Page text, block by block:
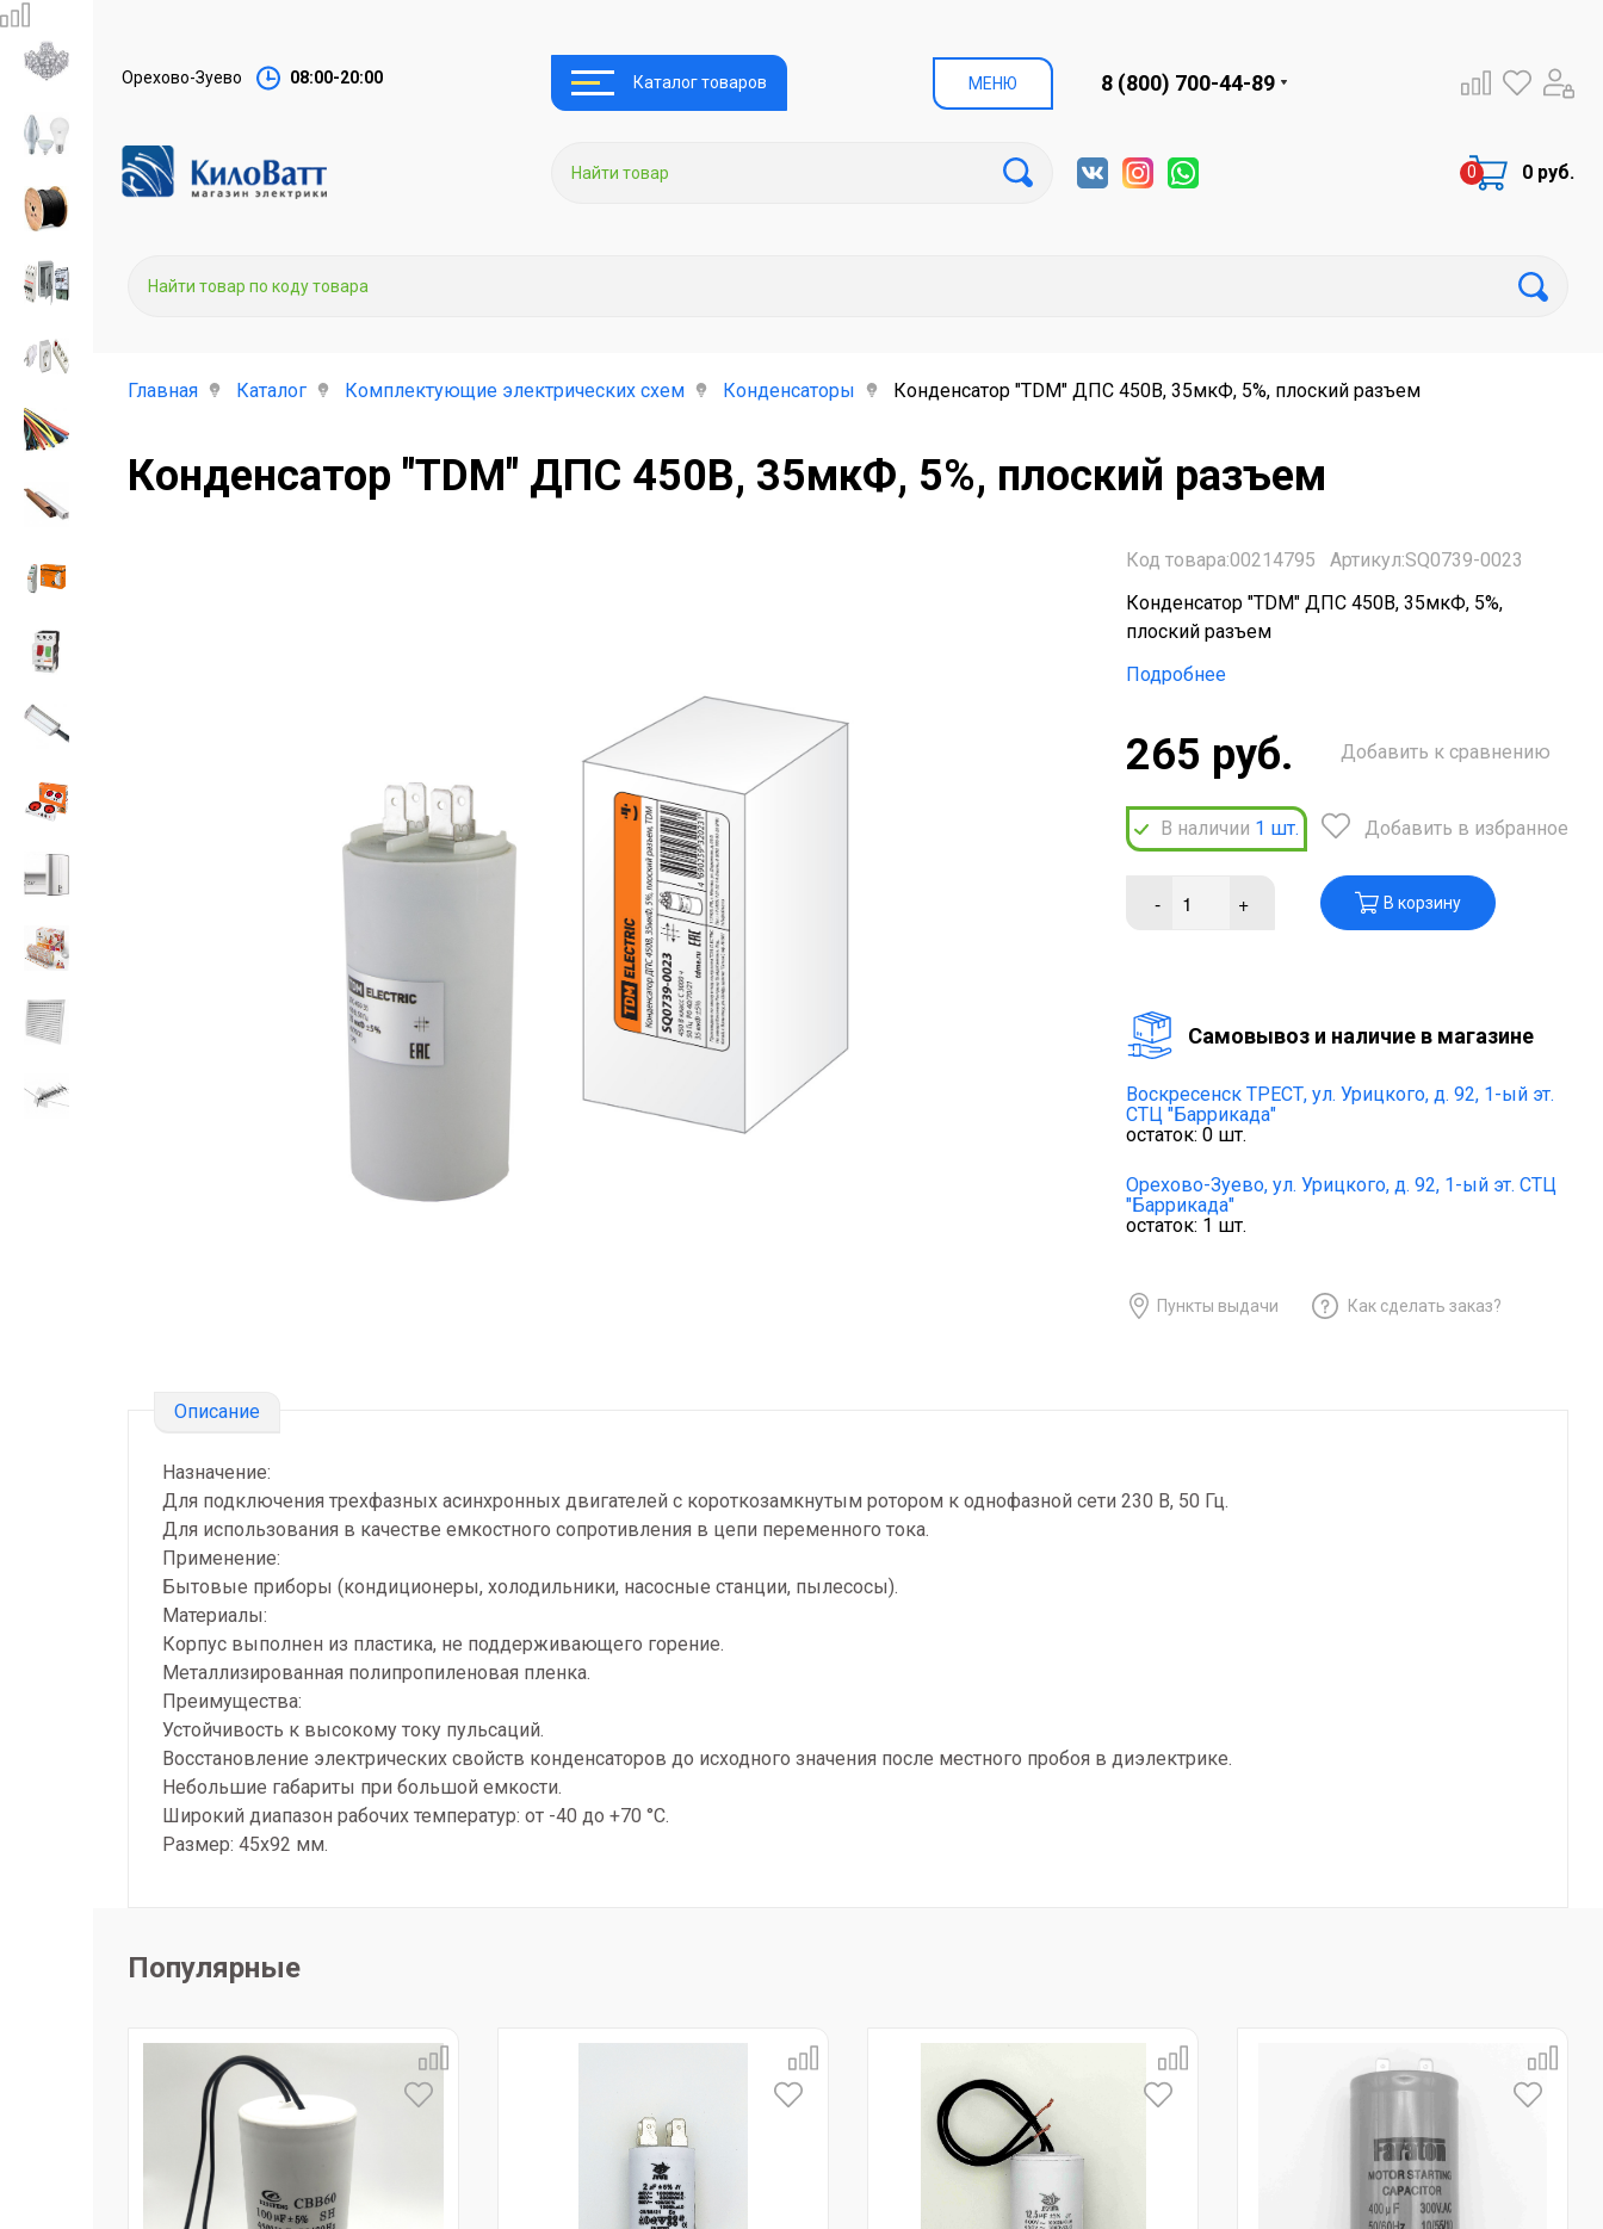
Орехово-Зуево 08:00-20:00 Каталог товаров МЕНЮ 8 (800) 700-44-89
0 руб.
Главная Каталог Комплектующие электрических схем Конденсаторы Конденсатор "TDM" ДПС 450В, 35мкФ, 5%, плоский разъем
Конденсатор "TDM" ДПС 450В, 35мкФ, 5%, плоский разъем
Код товара:00214795
Артикул:SQ0739-0023
Конденсатор "TDM" ДПС 450В, 35мкФ, 5%,
плоский разъем
Подробнее
265 руб.
В наличии 1 шт.
Добавить к сравнению
Добавить в избранное
- + В корзину
Cамовывоз и наличие в магазине
Воскресенск ТРЕСТ, ул. Урицкого, д. 92, 1-ый эт.
СТЦ "Баррикада"
остаток: 0 шт.
Орехово-Зуево, ул. Урицкого, д. 92, 1-ый эт. СТЦ
"Баррикада"
остаток: 1 шт.
Пункты выдачи Как сделать заказ?
Описание
Назначение:
Для подключения трехфазных асинхронных двигателей с короткозамкнутым ротором к однофазной сети 230 В, 50 Гц.
Для использования в качестве емкостного сопротивления в цепи переменного тока.
Применение:
Бытовые приборы (кондиционеры, холодильники, насосные станции, пылесосы).
Материалы:
Корпус выполнен из пластика, не поддерживающего горение.
Металлизированная полипропиленовая пленка.
Преимущества:
Устойчивость к высокому току пульсаций.
Восстановление электрических свойств конденсаторов до исходного значения после местного пробоя в диэлектрике.
Небольшие габариты при большой емкости.
Широкий диапазон рабочих температур: от -40 до +70 °С.
Размер: 45х92 мм.
Популярные